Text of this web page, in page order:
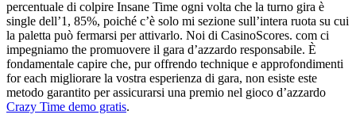
percentuale di colpire Insane Time ogni volta che la turno gira è
single dell’1, 85%, poiché c’è solo mi sezione sull’intera ruota su cui
la paletta può fermarsi per attivarlo. Noi di CasinoScores. com ci
impegniamo the promuovere il gara d’azzardo responsabile. È
fondamentale capire che, pur offrendo technique e approfondimenti
for each migliorare la vostra esperienza di gara, non esiste este
metodo garantito per assicurarsi una premio nel gioco d’azzardo
Crazy Time demo gratis.